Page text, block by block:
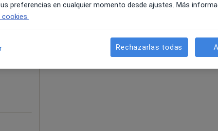
preferencias en cualquier momento desde ajustes. Más
Rechazarlas todas